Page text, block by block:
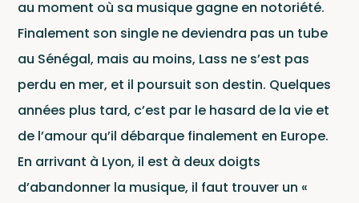
au moment où sa musique gagne en notoriété.
Finalement son single ne deviendra pas un tube
au Sénégal, mais au moins, Lass ne s’est pas
perdu en mer, et il poursuit son destin. Quelques
années plus tard, c’est par le hasard de la vie et
de l’amour qu’il débarque finalement en Europe.
En arrivant à Lyon, il est à deux doigts
d’abandonner la musique, il faut trouver un «